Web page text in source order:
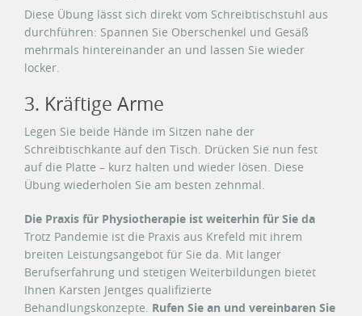
Diese Übung lässt sich direkt vom Schreibtischstuhl aus
durchführen: Spannen Sie Oberschenkel und Gesäß
mehrmals hintereinander an und lassen Sie wieder
locker.
3. Kräftige Arme
Legen Sie beide Hände im Sitzen nahe der
Schreibtischkante auf den Tisch. Drücken Sie nun fest
auf die Platte – kurz halten und wieder lösen. Diese
Übung wiederholen Sie am besten zehnmal.
Die Praxis für Physiotherapie ist weiterhin für Sie da
Trotz Pandemie ist die Praxis aus Krefeld mit ihrem
breiten Leistungsangebot für Sie da. Mit langer
Berufserfahrung und stetigen Weiterbildungen bietet
Ihnen Karsten Jentges qualifizierte
Behandlungskonzepte. Rufen Sie an und vereinbaren Sie